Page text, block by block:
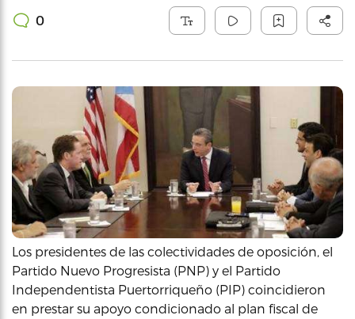
0
Los presidentes de las colectividades de oposición, el
Partido Nuevo Progresista (PNP) y el Partido
Independentista Puertorriqueño (PIP) coincidieron
en prestar su apoyo condicionado al plan fiscal de